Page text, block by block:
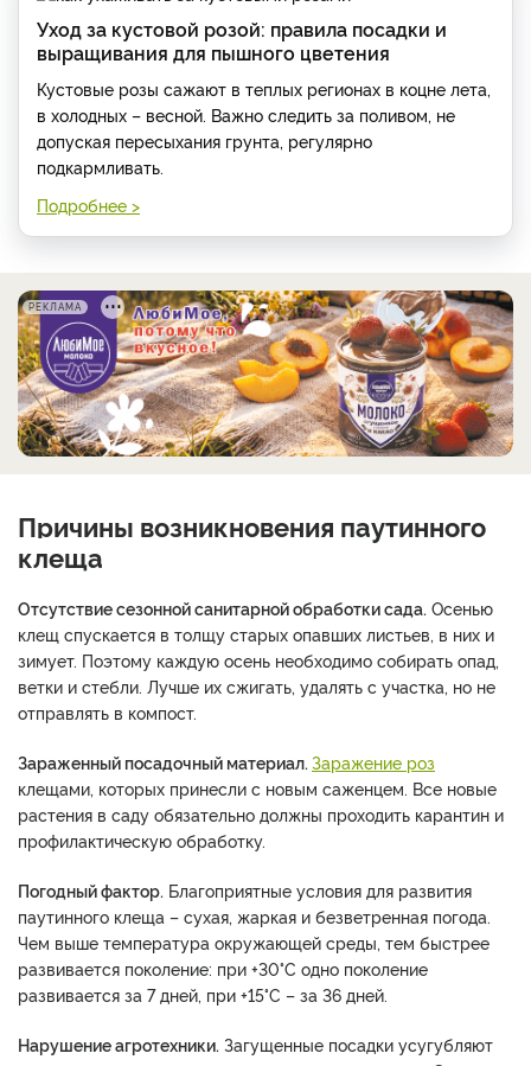
Уход за кустовой розой: правила посадки и
выращивания для пышного цветения
Кустовые розы сажают в теплых регионах в коцне лета,
в холодных – весной. Важно следить за поливом, не
допуская пересыхания грунта, регулярно
подкармливать.
Подробнее >
РЕКЛАМА
Причины возникновения паутинного
клеща
Отсутствие сезонной санитарной обработки сада. Осенью
клещ спускается в толщу старых опавших листьев, в них и
зимует. Поэтому каждую осень необходимо собирать опад,
ветки и стебли. Лучше их сжигать, удалять с участка, но не
отправлять в компост.
Зараженный посадочный материал. Заражение роз
клещами, которых принесли с новым саженцем. Все новые
растения в саду обязательно должны проходить карантин и
профилактическую обработку.
Погодный фактор. Благоприятные условия для развития
паутинного клеща – сухая, жаркая и безветренная погода.
Чем выше температура окружающей среды, тем быстрее
развивается поколение: при +30°С одно поколение
развивается за 7 дней, при +15°С – за 36 дней.
Нарушение агротехники. Загущенные посадки усугубляют